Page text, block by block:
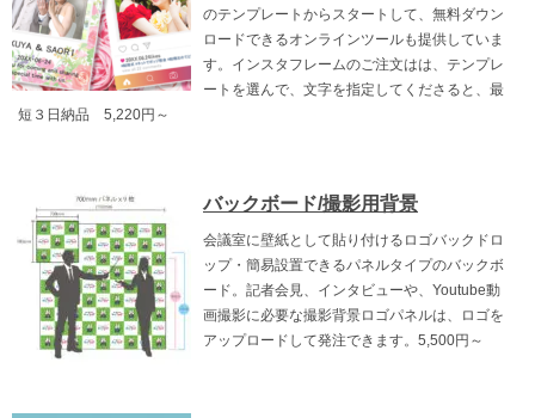
のテンプレートからスタートして、無料ダウン
ロードできるオンラインツールも提供していま
す。インスタフレームのご注文はは、テンプレ
ートを選んで、文字を指定してくださると、最
短３日納品 5,220円～
バックボード/撮影用背景
会議室に壁紙として貼り付けるロゴバックドロ
ップ・簡易設置できるパネルタイプのバックボ
ード。記者会見、インタビューや、Youtube動
画撮影に必要な撮影背景ロゴパネルは、ロゴを
アップロードして発注できます。5,500円～